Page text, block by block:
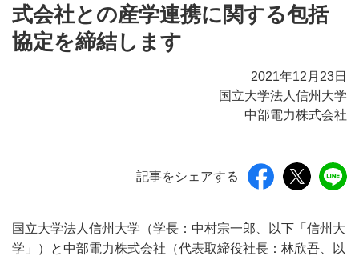
式会社との産学連携に関する包括
協定を締結します
2021年12月23日
国立大学法人信州大学
中部電力株式会社
記事をシェアする
国立大学法人信州大学（学長：中村宗一郎、以下「信州大
学」）と中部電力株式会社（代表取締役社長：林欣吾、以